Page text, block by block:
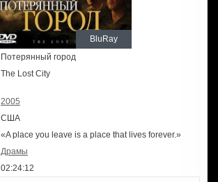
BluRay
Потерянный город
The Lost City
2005
США
«A place you leave is a place that lives forever.»
Драмы
02:24:12